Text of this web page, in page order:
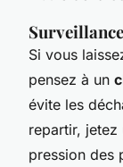
Si vous
pensez à un
évite les
repartir, jetez
pression des